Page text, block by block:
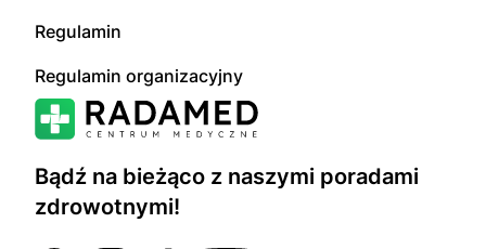
Bądź na bieżąco z naszymi poradami
zdrowotnymi!
Regulamin
Regulamin organizacyjny